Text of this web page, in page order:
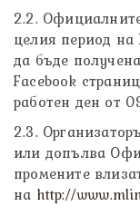
2.2.
целия период
да бъде
Facebook
работен ден от
2.3.
или допълва
промените
на http://